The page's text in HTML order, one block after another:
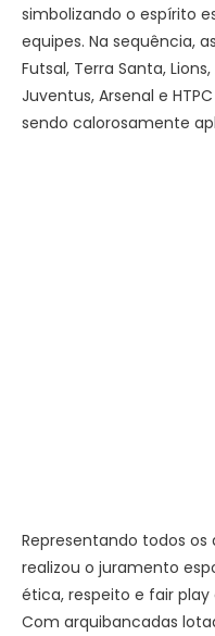
simbolizando o espírito
equipes. Na sequência,
Futsal, Terra Santa,
Juventus, Arsenal e
sendo calorosamente
Representando todos os
realizou o juramento
ética, respeito e fair
Com arquibancadas